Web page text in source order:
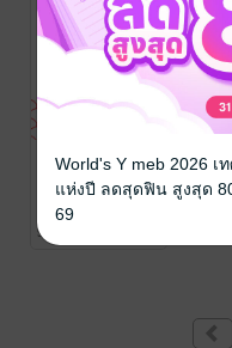
Little Book of
Ikigai
Ken Mogi (เคน
โมงิ)/ ซีเอ็ดยูเคชั่น
พัฒนาตนเอง
5 Rating
World's Y meb 2026
แห่งปี ลดสุดฟิน สูงสุด
69